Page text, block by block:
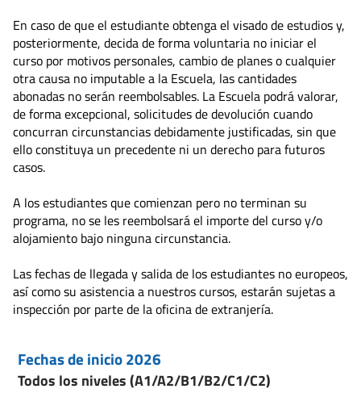
En caso de que el estudiante obtenga el visado de estudios y,
posteriormente, decida de forma voluntaria no iniciar el
curso por motivos personales, cambio de planes o cualquier
otra causa no imputable a la Escuela, las cantidades
abonadas no serán reembolsables. La Escuela podrá valorar,
de forma excepcional, solicitudes de devolución cuando
concurran circunstancias debidamente justificadas, sin que
ello constituya un precedente ni un derecho para futuros
casos.
A los estudiantes que comienzan pero no terminan su
programa, no se les reembolsará el importe del curso y/o
alojamiento bajo ninguna circunstancia.
Las fechas de llegada y salida de los estudiantes no europeos,
así como su asistencia a nuestros cursos, estarán sujetas a
inspección por parte de la oficina de extranjería.
Fechas de inicio 2026
Todos los niveles (A1/A2/B1/B2/C1/C2)